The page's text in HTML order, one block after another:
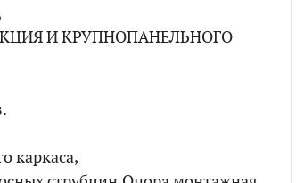
И КРУПНОПАНЕЛЬНОГО
каркаса,